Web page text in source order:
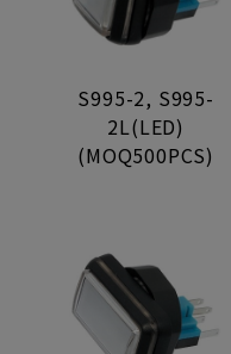
S995-2, S995-
2L(LED)
(MOQ500PCS)